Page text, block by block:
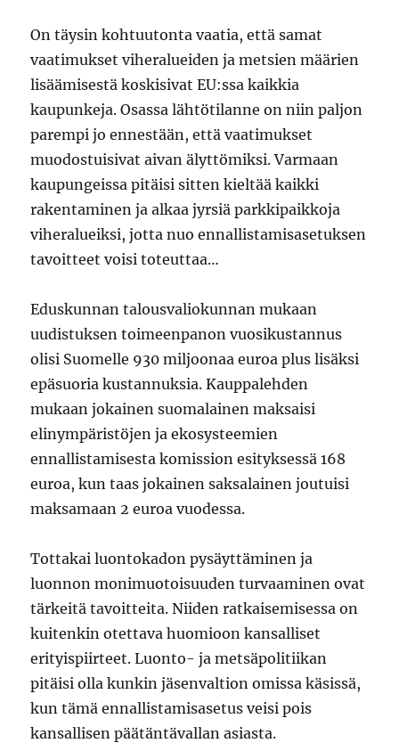
On täysin kohtuutonta vaatia, että samat
vaatimukset viheralueiden ja metsien määrien
lisäämisestä koskisivat EU:ssa kaikkia
kaupunkeja. Osassa lähtötilanne on niin paljon
parempi jo ennestään, että vaatimukset
muodostuisivat aivan älyttömiksi. Varmaan
kaupungeissa pitäisi sitten kieltää kaikki
rakentaminen ja alkaa jyrsiä parkkipaikkoja
viheralueiksi, jotta nuo ennallistamisasetuksen
tavoitteet voisi toteuttaa…
Eduskunnan talousvaliokunnan mukaan
uudistuksen toimeenpanon vuosikustannus
olisi Suomelle 930 miljoonaa euroa plus lisäksi
epäsuoria kustannuksia. Kauppalehden
mukaan jokainen suomalainen maksaisi
elinympäristöjen ja ekosysteemien
ennallistamisesta komission esityksessä 168
euroa, kun taas jokainen saksalainen joutuisi
maksamaan 2 euroa vuodessa.
Tottakai luontokadon pysäyttäminen ja
luonnon monimuotoisuuden turvaaminen ovat
tärkeitä tavoitteita. Niiden ratkaisemisessa on
kuitenkin otettava huomioon kansalliset
erityispiirteet. Luonto- ja metsäpolitiikan
pitäisi olla kunkin jäsenvaltion omissa käsissä,
kun tämä ennallistamisasetus veisi pois
kansallisen päätäntävallan asiasta.